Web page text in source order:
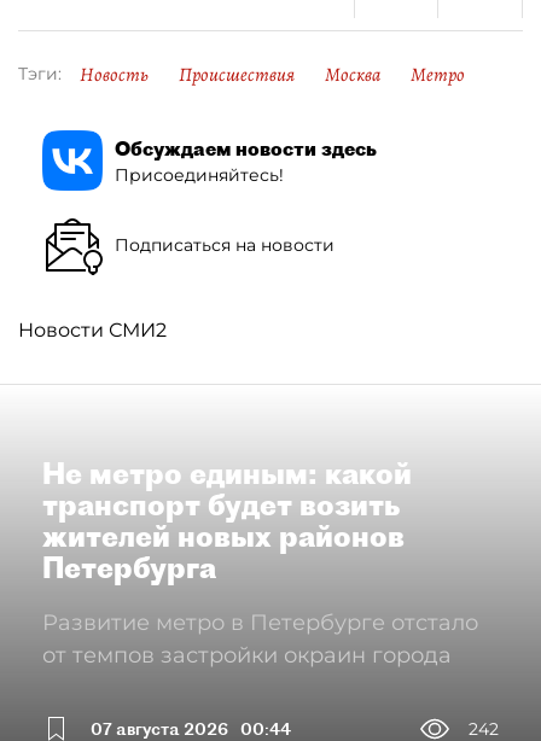
Тэги: Новость Происшествия Москва Метро
Обсуждаем новости здесь
Присоединяйтесь!
Подписаться на новости
Новости СМИ2
Не метро единым: какой
транспорт будет возить
жителей новых районов
Петербурга
Развитие метро в Петербурге отстало
от темпов застройки окраин города
07 августа 2026 00:44
242